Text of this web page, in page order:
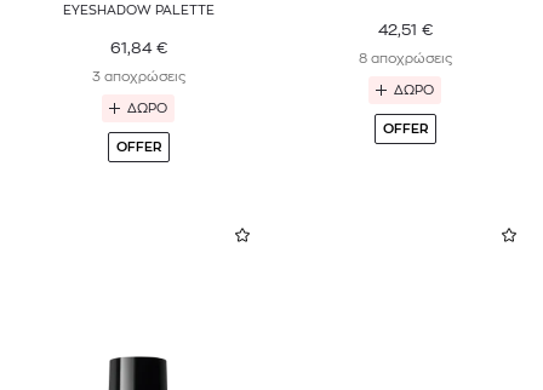
L’ORÉAL PARIS
MAX FACTOR
MAYBELLINE
EYESHADOW PALETTE
61,84 €
3 αποχρώσεις
ΔΩΡΟ
OFFER
42,51 €
8 αποχρώσεις
ΔΩΡΟ
OFFER